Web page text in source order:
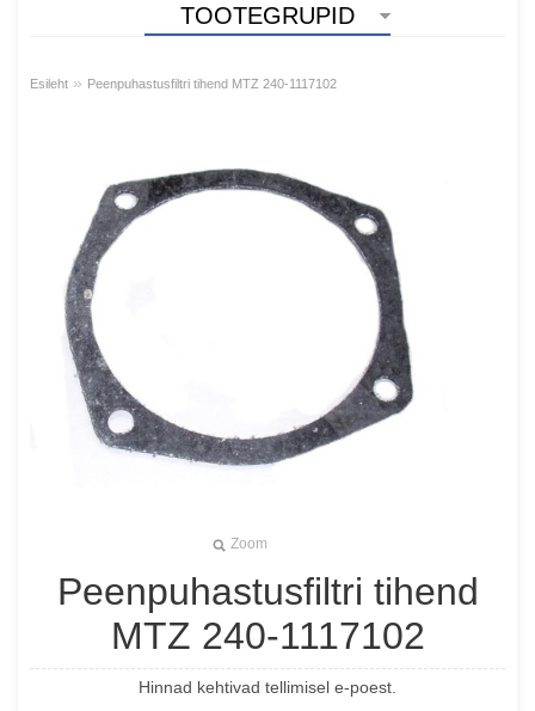
TOOTEGRUPID
Esileht » Peenpuhastusfiltri tihend MTZ 240-1117102
Zoom
Peenpuhastusfiltri tihend
MTZ 240-1117102
Hinnad kehtivad tellimisel e-poest.